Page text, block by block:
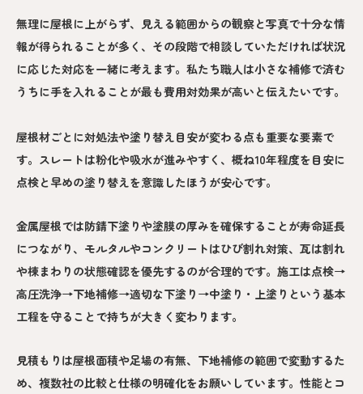
無理に屋根に上がらず、見える範囲からの観察と写真で十分な情
報が得られることが多く、その段階で相談していただければ状況
に応じた対応を一緒に考えます。私たち職人は小さな補修で済む
うちに手を入れることが最も費用対効果が高いと伝えたいです。
屋根材ごとに対処法や塗り替え目安が変わる点も重要な要素で
す。スレートは粉化や吸水が進みやすく、概ね10年程度を目安に
点検と早めの塗り替えを意識したほうが安心です。
金属屋根では防錆下塗りや塗膜の厚みを確保することが寿命延長
につながり、モルタルやコンクリートはひび割れ対策、瓦は割れ
や棟まわりの状態確認を優先するのが合理的です。施工は点検→
高圧洗浄→下地補修→適切な下塗り→中塗り・上塗りという基本
工程を守ることで持ちが大きく変わります。
見積もりは屋根面積や足場の有無、下地補修の範囲で変動するた
め、複数社の比較と仕様の明確化をお願いしています。性能とコ